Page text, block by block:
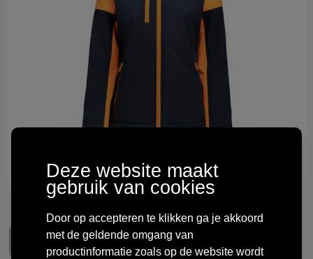
Technologie & gadgets
Themageschenken
Deze website maakt
gebruik van cookies
Door op accepteren te klikken ga je akkoord
met de geldende omgang van
productinformatie zoals op de website wordt